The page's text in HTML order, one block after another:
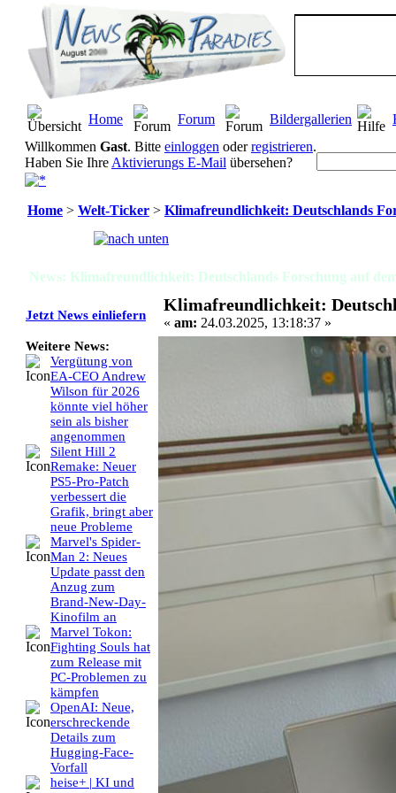
Home Forum Bildergallerien
Willkommen Gast. Bitte einloggen oderregistrieren.
Haben Sie Ihre Aktivierungs E-Mail übersehen?
Home > Welt-Ticker > Klimafreundlichkeit: Deutschlands
News: Klimafreundlichkeit: Deutschlands Forschung auf
Jetzt News einliefern
Weitere News:
Vergütung von
EA-CEO Andrew
Wilson für 2026
könnte viel höher
sein als bisher
angenommen
Silent Hill 2
Remake: Neuer
PS5-Pro-Patch
verbessert die
Grafik, bringt aber
neue Probleme
Marvel's Spider-
Man 2: Neues
Update passt den
Anzug zum
Brand-New-Day-
Kinofilm an
Marvel Tokon:
Fighting Souls hat
zum Release mit
PC-Problemen zu
kämpfen
OpenAI: Neue,
erschreckende
Details zum
Hugging-Face-
Vorfall
heise+ | KI und
Klimafreundlichkeit:
« am: 24.03.2025, 13:18:37 »